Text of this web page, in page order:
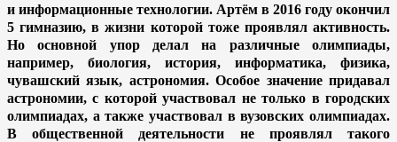
и информационные технологии. Артём в 2016 году окончил
5 гимназию, в жизни которой тоже проявлял активность.
Но основной упор делал на различные олимпиады,
например, биология, история, информатика, физика,
чувашский язык, астрономия. Особое значение придавал
астрономии, с которой участвовал не только в городских
олимпиадах, а также участвовал в вузовских олимпиадах.
В общественной деятельности не проявлял такого